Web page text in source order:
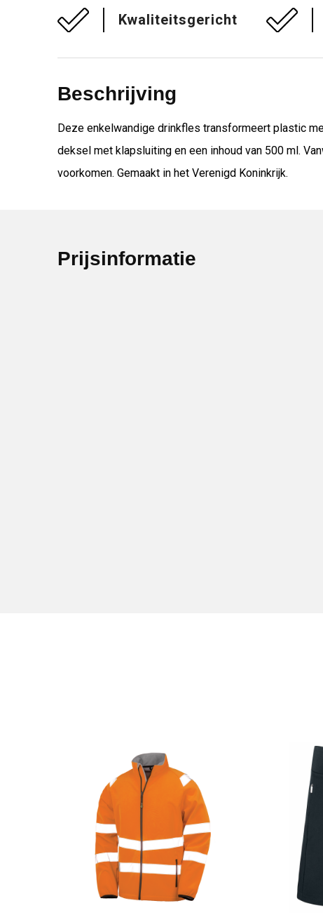
Kwaliteitsgericht
Beschrijving
Deze enkelwandige drinkfles transformeert plastic
deksel met klapsluiting en een inhoud van 500 ml.
voorkomen. Gemaakt in het Verenigd Koninkrijk.
Prijsinformatie